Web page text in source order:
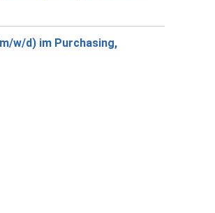
w/d) im Purchasing,